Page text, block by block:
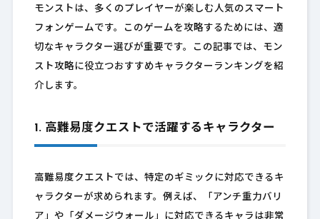
モンストは、多くのプレイヤーが楽しむ人気のスマート
フォンゲームです。このゲームを攻略するためには、適
切なキャラクター選びが重要です。この記事では、モン
スト攻略に役立つおすすめキャラクターランキングを紹
介します。
1. 高難易度クエストで活躍するキャラクター
高難易度クエストでは、特定のギミックに対応できるキ
ャラクターが求められます。例えば、「アンチ重力バリ
ア」や「ダメージウォール」に対応できるキャラは非常